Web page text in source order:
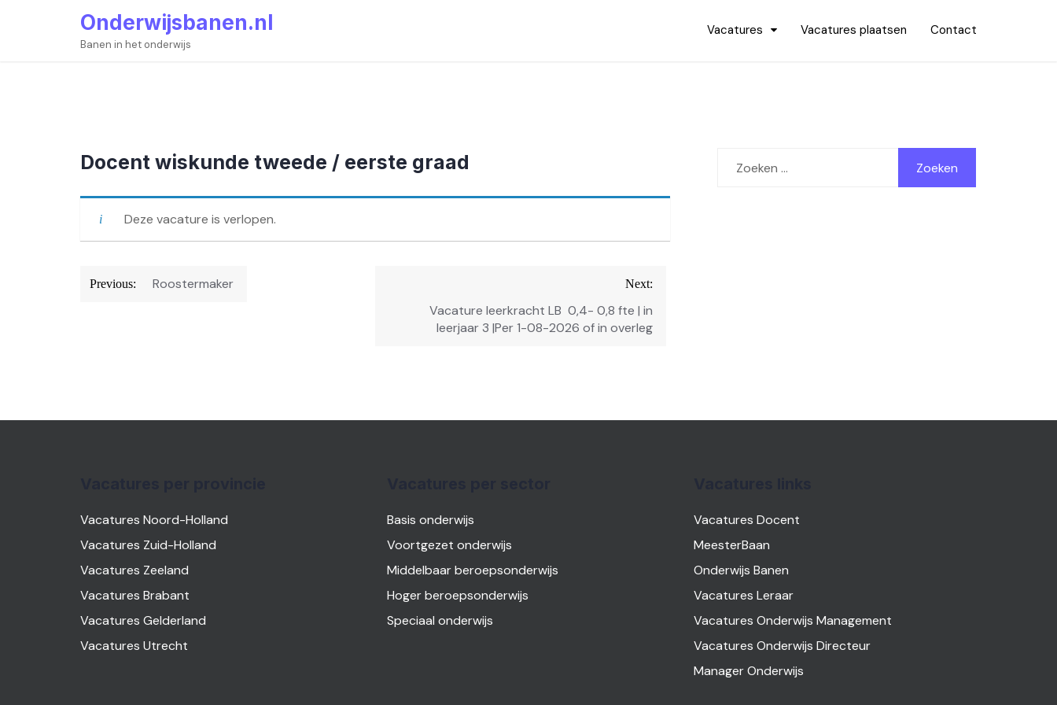
Onderwijsbanen.nl
Banen in het onderwijs
Vacatures Vacatures plaatsen Contact
Docent wiskunde tweede / eerste graad
Deze vacature is verlopen.
Bericht
Previous: Roostermaker Next:
Vacature leerkracht LB 0,4- 0,8 fte | in
leerjaar 3 |Per 1-08-2026 of in overleg
naar:
Vacatures Noord-Holland
Vacatures Zuid-Holland
Vacatures Zeeland
Vacatures Brabant
Vacatures Gelderland
Vacatures Utrecht
Basis onderwijs
Voortgezet onderwijs
Middelbaar beroepsonderwijs
Hoger beroepsonderwijs
Speciaal onderwijs
Vacatures Docent
MeesterBaan
Onderwijs Banen
Vacatures Leraar
Vacatures Onderwijs Management
Vacatures Onderwijs Directeur
Manager Onderwijs